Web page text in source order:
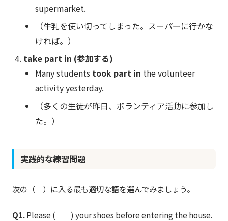
supermarket.
（牛乳を使い切ってしまった。スーパーに行かな
ければ。）
take part in (参加する)
Many students took part in the volunteer
activity yesterday.
（多くの生徒が昨日、ボランティア活動に参加し
た。）
実践的な練習問題
次の（ ）に入る最も適切な語を選んでみましょう。
Q1.Please ( ) your shoes before entering the house.